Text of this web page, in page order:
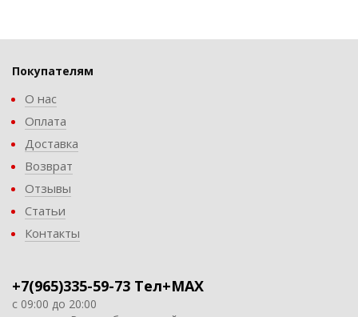
Покупателям
О нас
Оплата
Доставка
Возврат
Отзывы
Статьи
Контакты
+7(965)335-59-73 Тел+MAX
с 09:00 до 20:00